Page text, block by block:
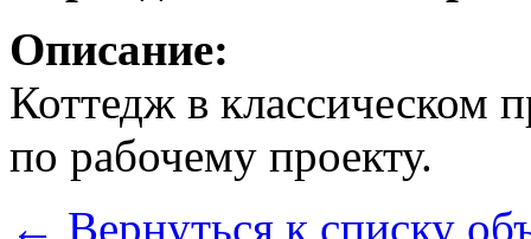
Описание:
Коттедж в классическом
по рабочему проекту.
← Вернуться к списку